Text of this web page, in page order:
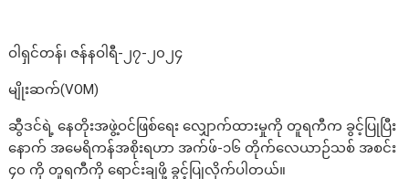
ဝါရှင်တန်၊ ဇန်နဝါရီ-၂၇-၂၀၂၄
မျိုးဆက်(VOM)
ဆွီဒင်ရဲ့ နေတိုးအဖွဲ့ဝင်ဖြစ်ရေး လျှောက်ထားမှုကို တူရကီက ခွင့်ပြုပြီး
နောက် အမေရိကန်အစိုးရဟာ အက်ဖ်-၁၆ တိုက်လေယာဉ်သစ် အစင်း
၄၀ ကို တူရကီကို ရောင်းချဖို့ ခွင့်ပြုလိုက်ပါတယ်။